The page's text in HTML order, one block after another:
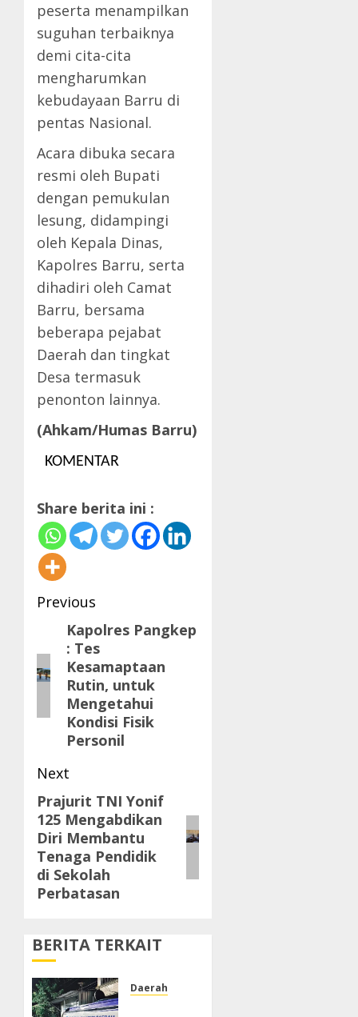
peserta menampilkan
suguhan terbaiknya
demi cita-cita
mengharumkan
kebudayaan Barru di
pentas Nasional.
Acara dibuka secara
resmi oleh Bupati
dengan pemukulan
lesung, didampingi
oleh Kepala Dinas,
Kapolres Barru, serta
dihadiri oleh Camat
Barru, bersama
beberapa pejabat
Daerah dan tingkat
Desa termasuk
penonton lainnya.
(Ahkam/Humas Barru)
KOMENTAR
Share berita ini :
Post
navigation
Previous
Previous
post:
Kapolres Pangkep
: Tes
Kesamaptaan
Rutin, untuk
Mengetahui
Kondisi Fisik
Personil
Next
Next
post:
Prajurit TNI Yonif
125 Mengabdikan
Diri Membantu
Tenaga Pendidik
di Sekolah
Perbatasan
BERITA TERKAIT
Daerah